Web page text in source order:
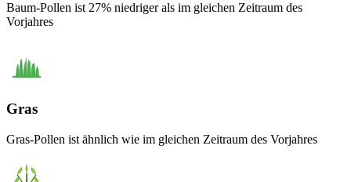
Baum-Pollen ist 27% niedriger als im gleichen Zeitraum des
Vorjahres
Gras
Gras-Pollen ist ähnlich wie im gleichen Zeitraum des Vorjahres